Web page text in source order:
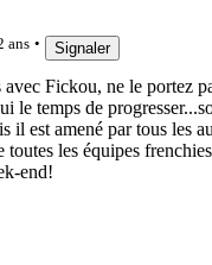
ans Signaler
avec Fickou, ne le portez
le temps de
il est amené par tous les
toutes les équipes
end!